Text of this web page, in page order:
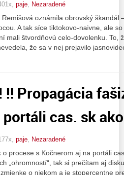
paje, Nezaradené
oznámila obrovský škandál
A tak síce tiktokovo-naivne, ale
mali štvordňovú celo-dovolenku. To,
že sa v nej prejavilo
!! Propagácia
cas. sk
paje Nezaradené
procese s Kočnerom aj na portáli
„ohromností“, tak si prečítam aj
o niekom a je stopercentne